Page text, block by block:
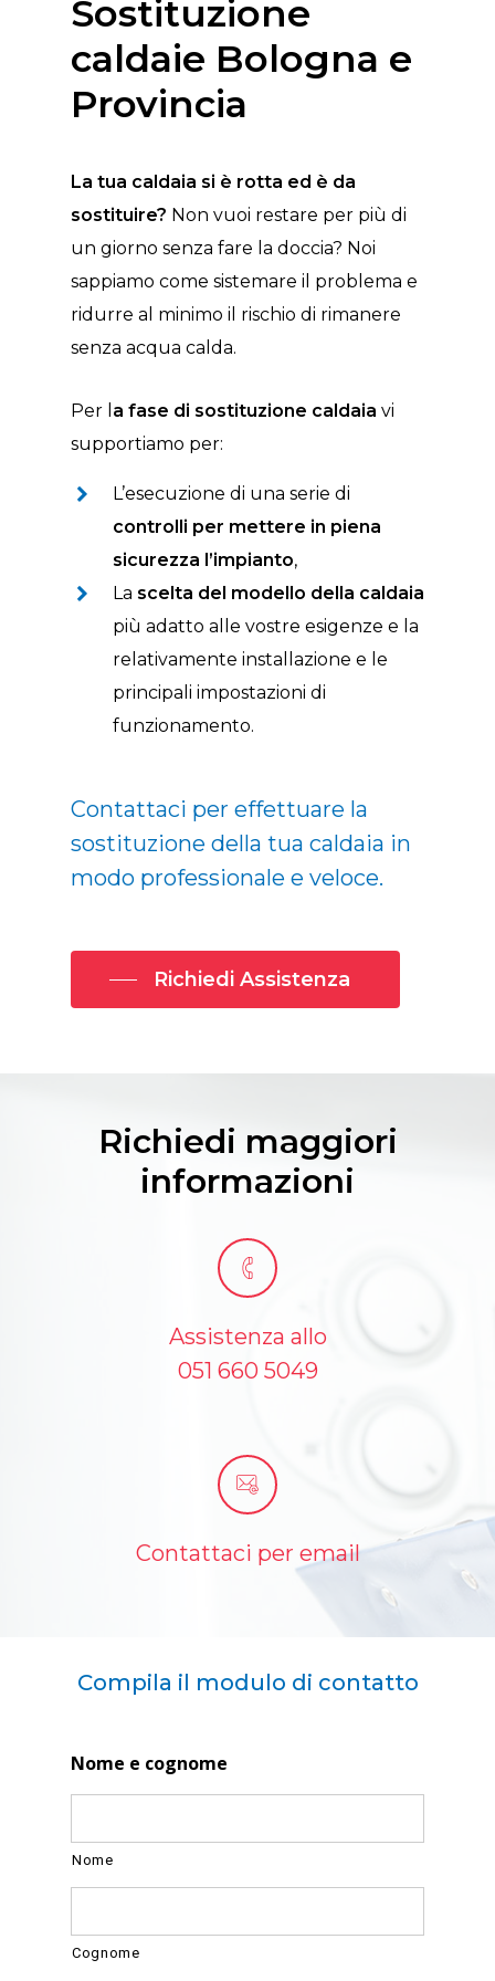
Sostituzione
caldaie Bologna e
Provincia
La tua caldaia si è rotta ed è da
sostituire? Non vuoi restare per più di
un giorno senza fare la doccia? Noi
sappiamo come sistemare il problema e
ridurre al minimo il rischio di rimanere
senza acqua calda.
Per l a fase di sostituzione caldaia vi
supportiamo per:
L’esecuzione di una serie di
controlli per mettere in piena
sicurezza l’impianto,
La scelta del modello della caldaia
più adatto alle vostre esigenze e la
relativamente installazione e le
principali impostazioni di
funzionamento.
Contattaci per effettuare la
sostituzione della tua caldaia in
modo professionale e veloce.
Richiedi Assistenza
Richiedi maggiori
informazioni
Assistenza allo
051 660 5049
Contattaci per email
Compila il modulo di contatto
Nome e cognome
Nome
Cognome